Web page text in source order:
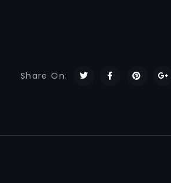
Share On: